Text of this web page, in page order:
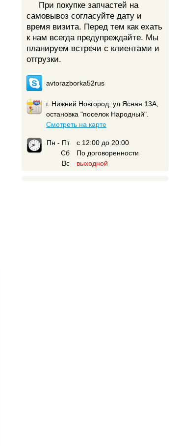
При покупке запчастей на
самовывоз согласуйте дату и
время визита. Перед тем как ехать
к нам всегда предупреждайте. Мы
планируем встречи с клиентами и
отгрузки.
avtorazborka52rus
г. Нижний Новгород, ул Ясная 13А,
остановка "поселок Народный".
Смотреть на карте
Пн - Пт
с 12:00 до 20:00
Сб
По договоренности
Вс
выходной